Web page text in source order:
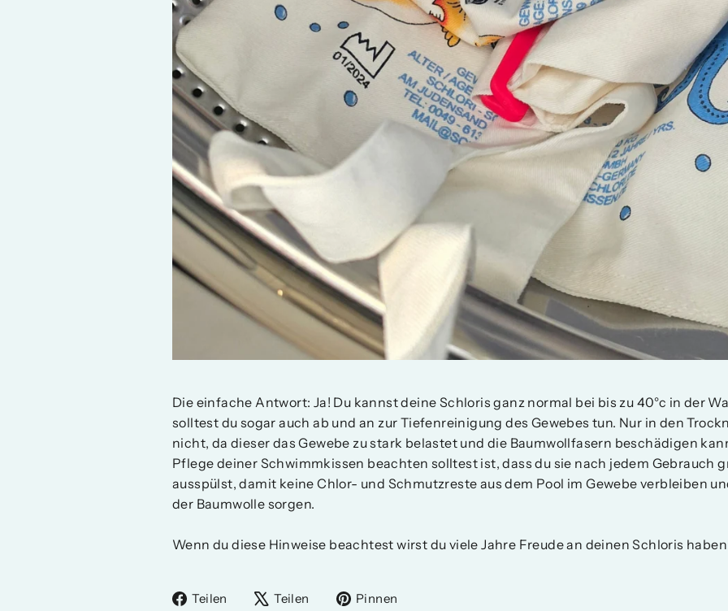
Die einfache Antwort: Ja! Du kannst deine Schloris ganz normal bei bis zu 40°c in der
solltest du sogar auch ab und an zur Tiefenreinigung des Gewebes tun. Nur in den
nicht, da dieser das Gewebe zu stark belastet und die Baumwollfasern beschädigen
Pflege deiner Schwimmkissen beachten solltest ist, dass du sie nach jedem Gebrauch
ausspülst, damit keine Chlor- und Schmutzreste aus dem Pool im Gewebe verbleiben
der Baumwolle sorgen.
Wenn du diese Hinweise beachtest wirst du viele Jahre Freude an deinen Schloris
Teilen
Auf
Teilen
Auf
Pinnen